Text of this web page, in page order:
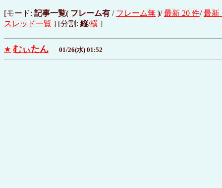
[モード: 記事一覧( フレーム有 / フレーム無 )/最新 20 件/最新
スレッド一覧 ] [分割: 縦/横 ]
★ むぃたん 01/26(水) 01:52